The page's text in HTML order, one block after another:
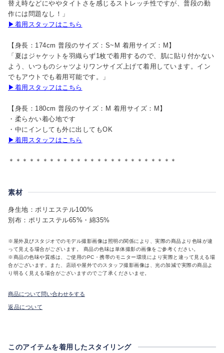
替え時などにややタイトさを感じるストレッチ性ですが、普段の動
作には問題なし！」
▶着用スタッフはこちら
【身長：174cm 普段のサイズ：S~M 着用サイズ：M】
「夏はジャケットを羽織らず1枚で着用するので、肌に貼り付かない
よう、いつものシャツよりワンサイズ上げて着用しています。イン
でもアウトでも着用可能です。」
▶着用スタッフはこちら
【身長：180cm 普段のサイズ：M 着用サイズ：M】
・柔らかい着心地です
・中にインしても外に出してもOK
▶着用スタッフはこちら
＊＊＊＊＊＊＊＊＊＊＊＊＊＊＊＊＊＊＊＊＊＊＊＊＊
素材
身生地：ポリエステル100%
別布：ポリエステル65%・綿35%
※屋外及びスタジオでのモデル撮影画像は照明の関係により、実際の商品より色味が違
って見える場合がございます。 商品の色味は単体撮影の画像をご参考ください。
※商品の色味や質感は、ご使用のPC・携帯のモニター環境により実際と違って見える場
合がございます。また、店頭や屋外でのスタッフ撮影画像は、光の加減で実際の商品よ
り明るく見える場合がございますのでご了承くださいませ。
商品について問い合わせをする
返品について
このアイテムを着用したスタイリング